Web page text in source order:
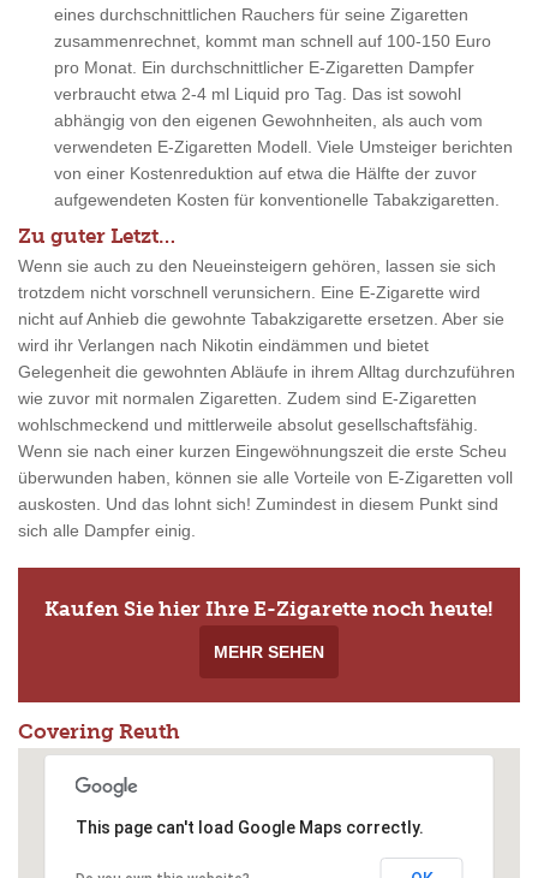
eines durchschnittlichen Rauchers für seine Zigaretten
zusammenrechnet, kommt man schnell auf 100-150 Euro
pro Monat. Ein durchschnittlicher E-Zigaretten Dampfer
verbraucht etwa 2-4 ml Liquid pro Tag. Das ist sowohl
abhängig von den eigenen Gewohnheiten, als auch vom
verwendeten E-Zigaretten Modell. Viele Umsteiger berichten
von einer Kostenreduktion auf etwa die Hälfte der zuvor
aufgewendeten Kosten für konventionelle Tabakzigaretten.
Zu guter Letzt…
Wenn sie auch zu den Neueinsteigern gehören, lassen sie sich
trotzdem nicht vorschnell verunsichern. Eine E-Zigarette wird
nicht auf Anhieb die gewohnte Tabakzigarette ersetzen. Aber sie
wird ihr Verlangen nach Nikotin eindämmen und bietet
Gelegenheit die gewohnten Abläufe in ihrem Alltag durchzuführen
wie zuvor mit normalen Zigaretten. Zudem sind E-Zigaretten
wohlschmeckend und mittlerweile absolut gesellschaftsfähig.
Wenn sie nach einer kurzen Eingewöhnungszeit die erste Scheu
überwunden haben, können sie alle Vorteile von E-Zigaretten voll
auskosten. Und das lohnt sich! Zumindest in diesem Punkt sind
sich alle Dampfer einig.
Kaufen Sie hier Ihre E-Zigarette noch heute!
MEHR SEHEN
Covering Reuth
This page can't load Google Maps correctly.